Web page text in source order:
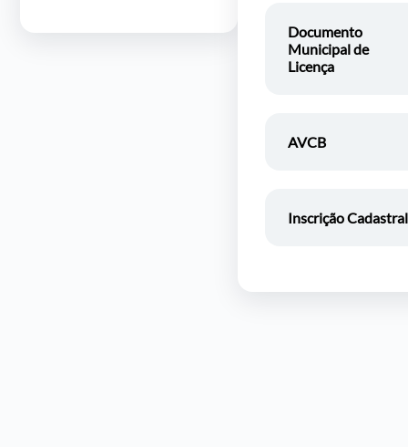
Documento
Municipal de
Licença
AVCB
Inscrição Cadastral